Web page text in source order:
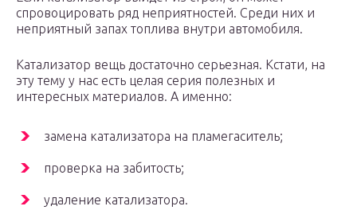
спровоцировать ряд неприятностей. Среди них и
неприятный запах топлива внутри автомобиля.
Катализатор вещь достаточно серьезная. Кстати, на
эту тему у нас есть целая серия полезных и
интересных материалов. А именно:
замена катализатора на пламегаситель;
проверка на забитость;
удаление катализатора.